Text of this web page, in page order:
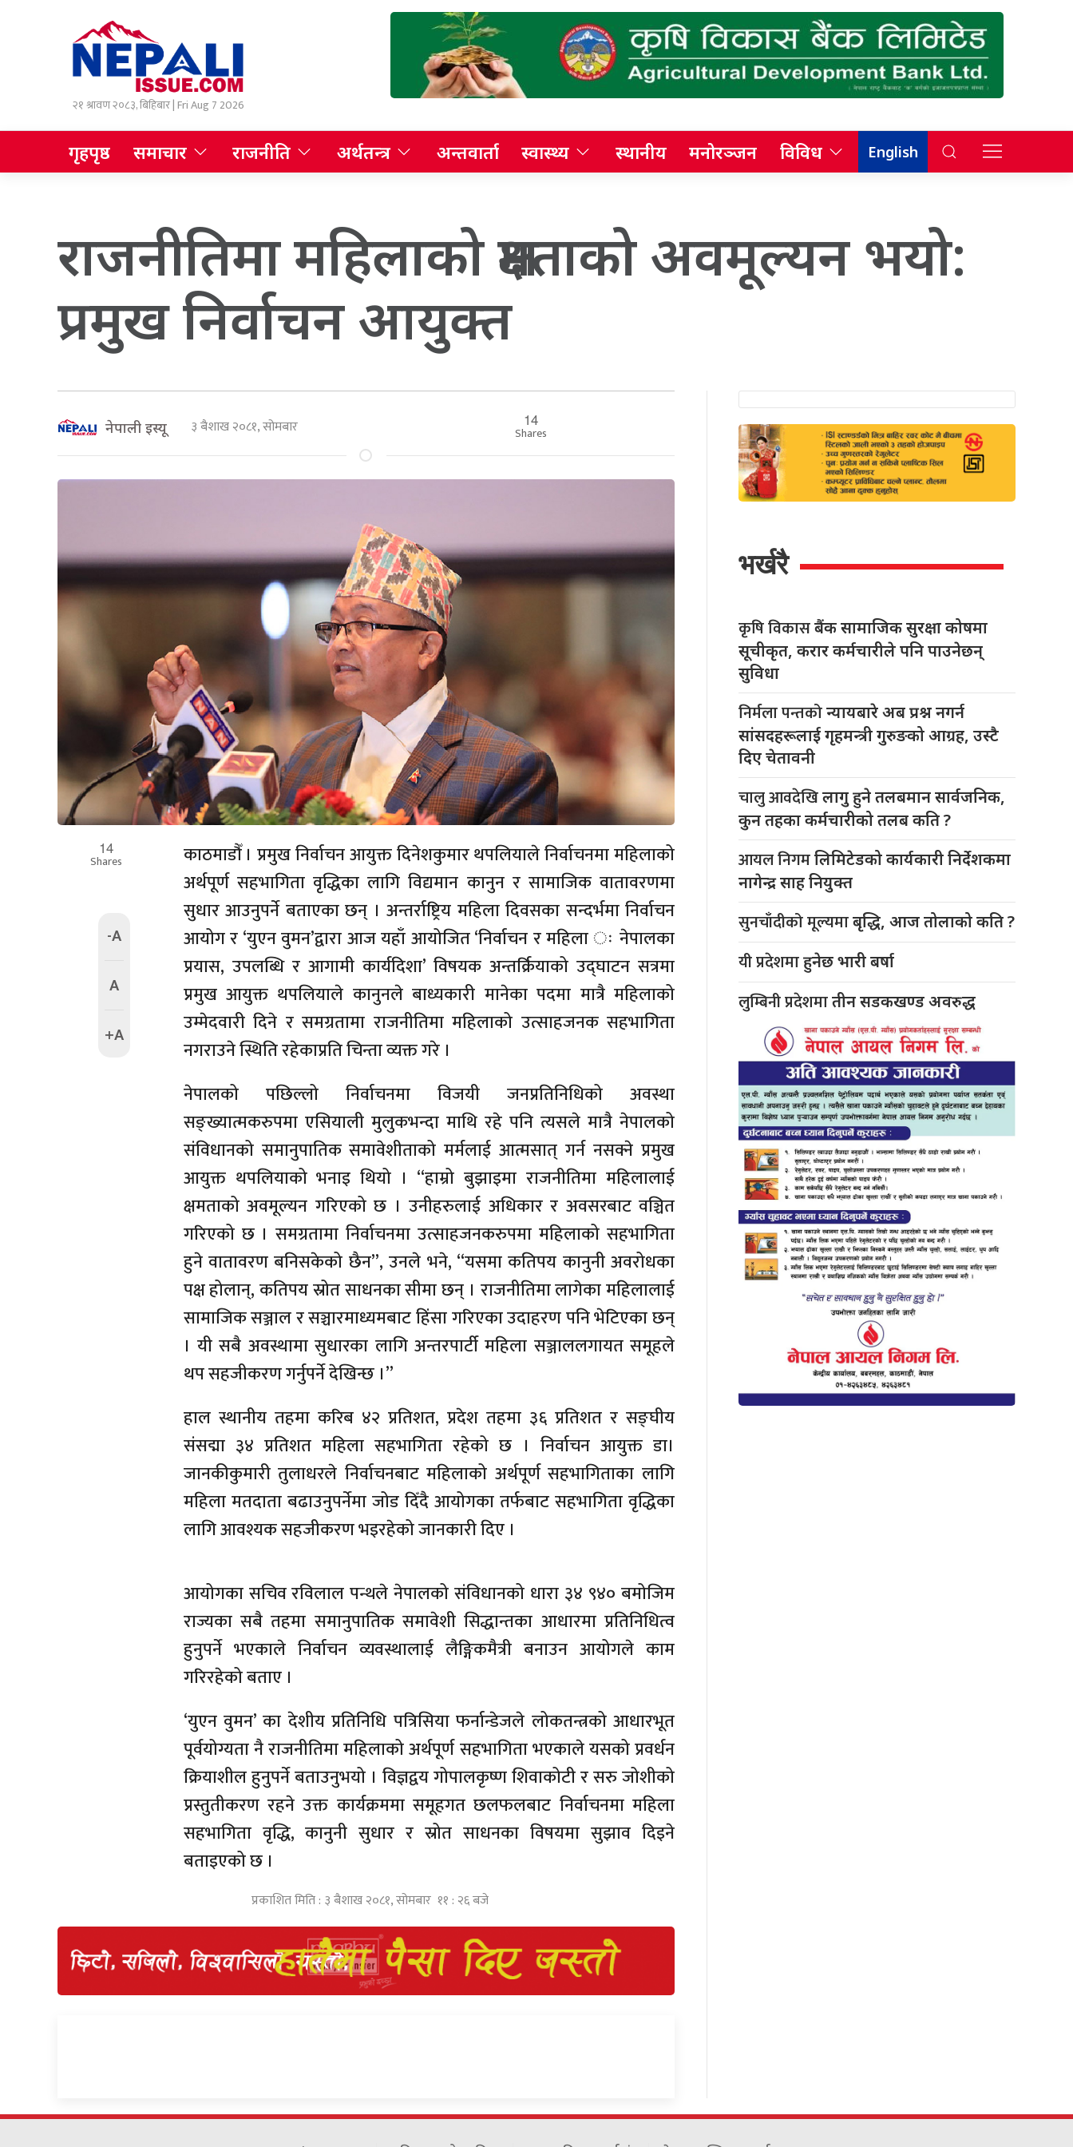
२१ श्रावण २०८३, बिहिबार | Fri Aug 7 2026
गृहपृष्ठ समाचार राजनीति अर्थतन्त्र अन्तवार्ता स्वास्थ्य स्थानीय मनोरञ्जन विविध English
राजनीतिमा महिलाको क्षमताको अवमूल्यन भयो:
प्रमुख निर्वाचन आयुक्त
नेपाली इस्यू ३ बैशाख २०८१, सोमबार 14
Shares
14
Shares
-A
A
+A
काठमाडौँ । प्रमुख निर्वाचन आयुक्त दिनेशकुमार थपलियाले निर्वाचनमा महिलाको
अर्थपूर्ण सहभागिता वृद्धिका लागि विद्यमान कानुन र सामाजिक वातावरणमा
सुधार आउनुपर्ने बताएका छन् । अन्तर्राष्ट्रिय महिला दिवसका सन्दर्भमा निर्वाचन
आयोग र ‘युएन वुमन’द्वारा आज यहाँ आयोजित ‘निर्वाचन र महिला ः नेपालका
प्रयास, उपलब्धि र आगामी कार्यदिशा’ विषयक अन्तर्क्रियाको उद्घाटन सत्रमा
प्रमुख आयुक्त थपलियाले कानुनले बाध्यकारी मानेका पदमा मात्रै महिलाको
उम्मेदवारी दिने र समग्रतामा राजनीतिमा महिलाको उत्साहजनक सहभागिता
नगराउने स्थिति रहेकाप्रति चिन्ता व्यक्त गरे ।
नेपालको पछिल्लो निर्वाचनमा विजयी जनप्रतिनिधिको अवस्था
सङ्ख्यात्मकरुपमा एसियाली मुलुकभन्दा माथि रहे पनि त्यसले मात्रै नेपालको
संविधानको समानुपातिक समावेशीताको मर्मलाई आत्मसात् गर्न नसक्ने प्रमुख
आयुक्त थपलियाको भनाइ थियो । “हाम्रो बुझाइमा राजनीतिमा महिलालाई
क्षमताको अवमूल्यन गरिएको छ । उनीहरुलाई अधिकार र अवसरबाट वञ्चित
गरिएको छ । समग्रतामा निर्वाचनमा उत्साहजनकरुपमा महिलाको सहभागिता
हुने वातावरण बनिसकेको छैन”, उनले भने, “यसमा कतिपय कानुनी अवरोधका
पक्ष होलान्, कतिपय स्रोत साधनका सीमा छन् । राजनीतिमा लागेका महिलालाई
सामाजिक सञ्जाल र सञ्चारमाध्यमबाट हिंसा गरिएका उदाहरण पनि भेटिएका छन्
। यी सबै अवस्थामा सुधारका लागि अन्तरपार्टी महिला सञ्जाललगायत समूहले
थप सहजीकरण गर्नुपर्ने देखिन्छ ।”
हाल स्थानीय तहमा करिब ४२ प्रतिशत, प्रदेश तहमा ३६ प्रतिशत र सङ्घीय
संसद्मा ३४ प्रतिशत महिला सहभागिता रहेको छ । निर्वाचन आयुक्त डा।
जानकीकुमारी तुलाधरले निर्वाचनबाट महिलाको अर्थपूर्ण सहभागिताका लागि
महिला मतदाता बढाउनुपर्नेमा जोड दिँदै आयोगका तर्फबाट सहभागिता वृद्धिका
लागि आवश्यक सहजीकरण भइरहेको जानकारी दिए ।
आयोगका सचिव रविलाल पन्थले नेपालको संविधानको धारा ३४ ९४० बमोजिम
राज्यका सबै तहमा समानुपातिक समावेशी सिद्धान्तका आधारमा प्रतिनिधित्व
हुनुपर्ने भएकाले निर्वाचन व्यवस्थालाई लैङ्गिकमैत्री बनाउन आयोगले काम
गरिरहेको बताए ।
‘युएन वुमन’ का देशीय प्रतिनिधि पत्रिसिया फर्नान्डेजले लोकतन्त्रको आधारभूत
पूर्वयोग्यता नै राजनीतिमा महिलाको अर्थपूर्ण सहभागिता भएकाले यसको प्रवर्धन
क्रियाशील हुनुपर्ने बताउनुभयो । विज्ञद्वय गोपालकृष्ण शिवाकोटी र सरु जोशीको
प्रस्तुतीकरण रहने उक्त कार्यक्रममा समूहगत छलफलबाट निर्वाचनमा महिला
सहभागिता वृद्धि, कानुनी सुधार र स्रोत साधनका विषयमा सुझाव दिइने
बताइएको छ ।
प्रकाशित मिति : ३ बैशाख २०८१, सोमबार ११ : २६ बजे
भर्खरै
कृषि विकासबैंक सामाजिक सुरक्षा कोषमा
सूचीकृत, करार कर्मचारीले पनि पाउनेछन्
सुविधा
निर्मला पन्तकोन्यायबारे अब प्रश्न नगर्न
सांसदहरूलाई गृहमन्त्री गुरुङको आग्रह, उस्टै
दिए चेतावनी
चालु आवदेखिलागु हुने तलबमान सार्वजनिक,
कुन तहका कर्मचारीको तलब कति ?
आयल निगमलिमिटेडको कार्यकारी निर्देशकमा
नागेन्द्र साह नियुक्त
सुनचाँदीको मूल्यमाबृद्धि, आज तोलाको कति ?
यी प्रदेशमाहुनेछ भारी बर्षा
लुम्बिनी प्रदेशमातीन सडकखण्ड अवरुद्ध